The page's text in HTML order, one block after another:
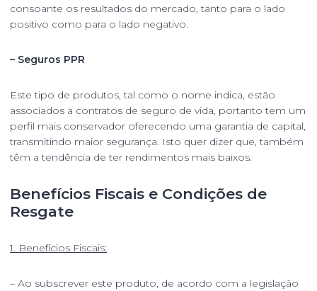
consoante os resultados do mercado, tanto para o lado
positivo como para o lado negativo.
– Seguros PPR
Este tipo de produtos, tal como o nome indica, estão
associados a contratos de seguro de vida, portanto tem um
perfil mais conservador oferecendo uma garantia de capital,
transmitindo maior segurança. Isto quer dizer que, também
têm a tendência de ter rendimentos mais baixos.
Benefícios Fiscais e Condições de
Resgate
1. Benefícios Fiscais:
– Ao subscrever este produto, de acordo com a legislação